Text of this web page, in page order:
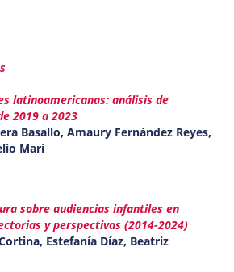
latinoamericanas: análisis de
2019 a 2023
Basallo, Amaury Fernández Reyes,
Marí
sobre audiencias infantiles en
y perspectivas (2014-2024)
Estefanía Díaz, Beatriz